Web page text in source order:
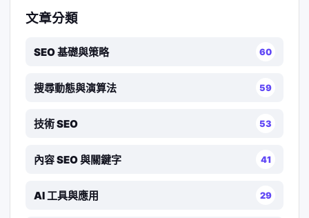
文章分類
SEO 基礎與策略 60
搜尋動態與演算法 59
技術 SEO 53
內容 SEO 與關鍵字 41
AI 工具與應用 29